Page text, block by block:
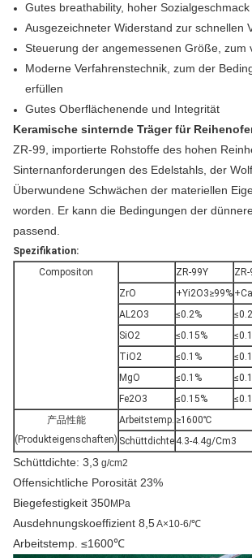
Gutes breathability, hoher Sozialgeschmack
Ausgezeichneter Widerstand zur schnellen
Steuerung der angemessenen Größe,
Moderne Verfahrenstechnik, zum der
erfüllen
Gutes Oberflächenende und Integrität
Keramische sinternde Träger für
ZR-99, importierte Rohstoffe des hohen
Sinternanforderungen des Edelstahls, der
Überwundene Schwächen der materiellen
worden. Er kann die Bedingungen der
passend.
Spezifikation:
Compositon
ZR-99Y
ZrO
+Yi2O3≥99%
AL2O3
≤0.2%
SiO2
≤0.15%
TiO2
≤0.1%
MgO
≤0.1%
Fe2O3
≤0.15%
产品性能
(Produkteigenschaften)
Arbeitstemp. ≥1600℃
Schüttdichte 4.3-4.4g/Cm3
Schüttdichte: 3,3 g/cm2
Offensichtliche Porosität 23%
Biegefestigkeit 350MPa
Ausdehnungskoeffizient 8,5A×10-6/℃
Arbeitstemp. ≤1600℃